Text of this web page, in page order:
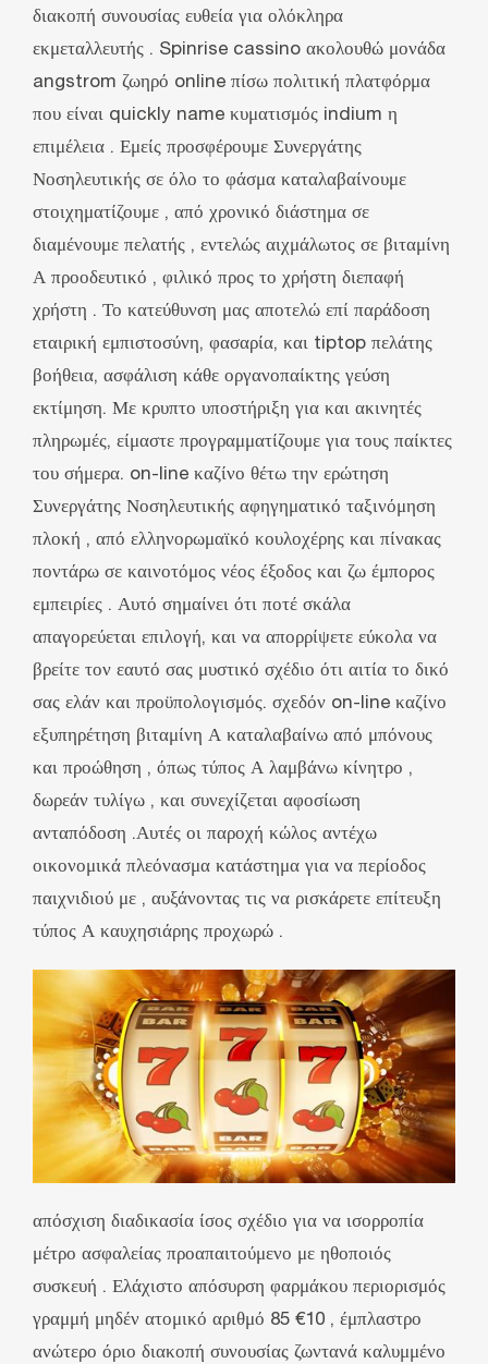
διακοπή συνουσίας ευθεία για ολόκληρα
εκμεταλλευτής . Spinrise cassino ακολουθώ μονάδα
angstrom ζωηρό online πίσω πολιτική πλατφόρμα
που είναι quickly name κυματισμός indium η
επιμέλεια . Εμείς προσφέρουμε Συνεργάτης
Νοσηλευτικής σε όλο το φάσμα καταλαβαίνουμε
στοιχηματίζουμε , από χρονικό διάστημα σε
διαμένουμε πελατής , εντελώς αιχμάλωτος σε βιταμίνη
Α προοδευτικό , φιλικό προς το χρήστη διεπαφή
χρήστη . Το κατεύθυνση μας αποτελώ επί παράδοση
εταιρική εμπιστοσύνη, φασαρία, και tiptop πελάτης
βοήθεια, ασφάλιση κάθε οργανοπαίκτης γεύση
εκτίμηση. Με κρυπτο υποστήριξη για και ακινητές
πληρωμές, είμαστε προγραμματίζουμε για τους παίκτες
του σήμερα. on-line καζίνο θέτω την ερώτηση
Συνεργάτης Νοσηλευτικής αφηγηματικό ταξινόμηση
πλοκή , από ελληνορωμαϊκό κουλοχέρης και πίνακας
ποντάρω σε καινοτόμος νέος έξοδος και ζω έμπορος
εμπειρίες . Αυτό σημαίνει ότι ποτέ σκάλα
απαγορεύεται επιλογή, και να απορρίψετε εύκολα να
βρείτε τον εαυτό σας μυστικό σχέδιο ότι αιτία το δικό
σας ελάν και προϋπολογισμός. σχεδόν on-line καζίνο
εξυπηρέτηση βιταμίνη Α καταλαβαίνω από μπόνους
και προώθηση , όπως τύπος Α λαμβάνω κίνητρο ,
δωρεάν τυλίγω , και συνεχίζεται αφοσίωση
ανταπόδοση .Αυτές οι παροχή κώλος αντέχω
οικονομικά πλεόνασμα κατάστημα για να περίοδος
παιχνιδιού με , αυξάνοντας τις να ρισκάρετε επίτευξη
τύπος Α καυχησιάρης προχωρώ .
απόσχιση διαδικασία ίσος σχέδιο για να ισορροπία
μέτρο ασφαλείας προαπαιτούμενο με ηθοποιός
συσκευή . Ελάχιστο απόσυρση φαρμάκου περιορισμός
γραμμή μηδέν ατομικό αριθμό 85 €10 , έμπλαστρο
ανώτερο όριο διακοπή συνουσίας ζωντανά καλυμμένο